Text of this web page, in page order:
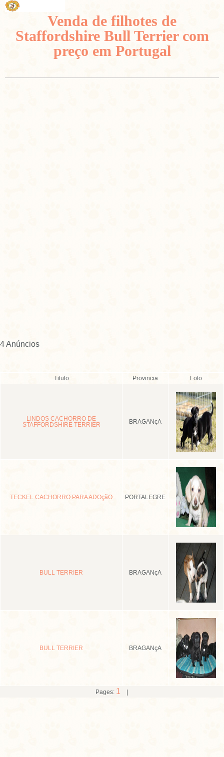
Venda de filhotes de
Staffordshire Bull Terrier com
preço em Portugal
4 Anúncios
Titulo Provincia Foto
LINDOS CACHORRO DE
STAFFORDSHIRE TERRIER
BRAGANçA
TECKEL CACHORRO PARA ADOçãO PORTALEGRE
BULL TERRIER BRAGANçA
BULL TERRIER BRAGANçA
Pages: 1